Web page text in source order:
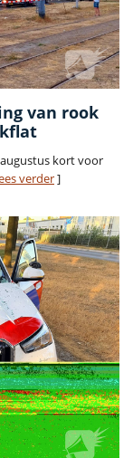
van rook
kort voor
verder]